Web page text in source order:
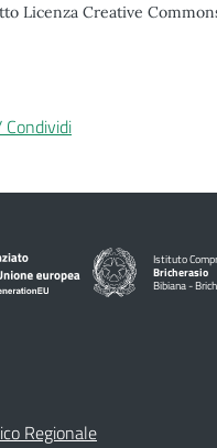
Licenza Creative
Istituto
Bricherasio
Bibiana -
Regionale